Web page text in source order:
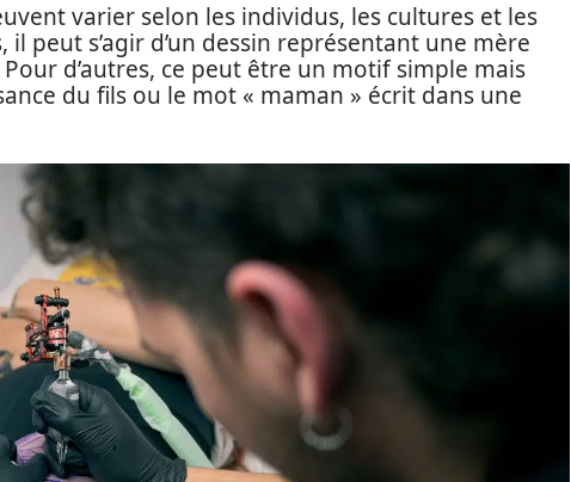
varier selon les individus, les cultures et les
peut s’agir d’un dessin représentant une mère
d’autres, ce peut être un motif simple mais
du fils ou le mot « maman » écrit dans une